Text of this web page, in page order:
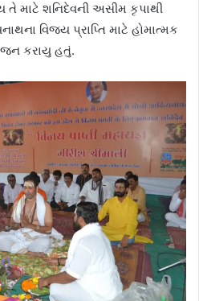
માટે શનિદેવની અસીમ કૃપાથી
વિજય પ્રાપ્તિ માટે હોમાત્મક
કરાયુ હતું.